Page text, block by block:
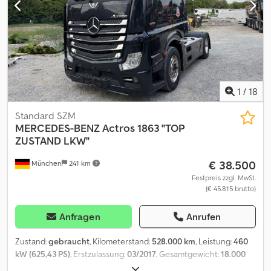
Ansprechpartner Herr Hinz Mail: hv. WhatsApp : Chsdjzr Dhtspfx
Abtea
1 / 18
München 241 km
Standard SZM
MERCEDES-BENZActros 1863 ''TOP
ZUSTAND LKW''
€ 38.500
Festpreis zzgl. MwSt.
(€ 45.815 brutto)
Anfragen Anrufen
Zustand:gebraucht, Kilometerstand: 528.000 km, Leistung:460
kW (625,43 PS), Erstzulassung:03/2017, Gesamtgewicht:18.000
2 Achsen